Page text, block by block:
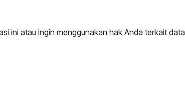
ini atau ingin menggunakan hak Anda terkait data